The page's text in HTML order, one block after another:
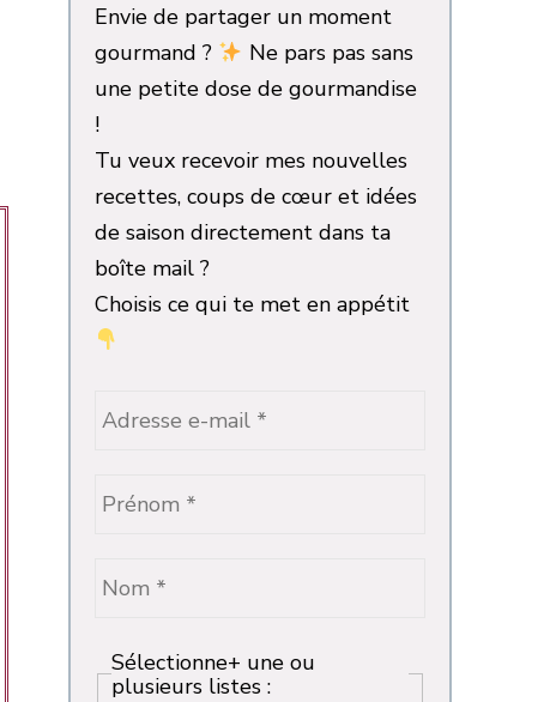
Envie de partager un moment
gourmand ?
Ne pars pas sans
une petite dose de gourmandise
!
Tu veux recevoir mes nouvelles
recettes, coups de cœur et idées
de saison directement dans ta
boîte mail ?
Choisis ce qui te met en appétit
Sélectionne+ une ou
plusieurs listes :